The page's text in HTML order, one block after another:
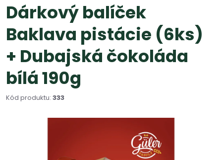
Dárkový balíček
Baklava pistácie (6ks)
+ Dubajská čokoláda
bílá 190g
Kód produktu: 333